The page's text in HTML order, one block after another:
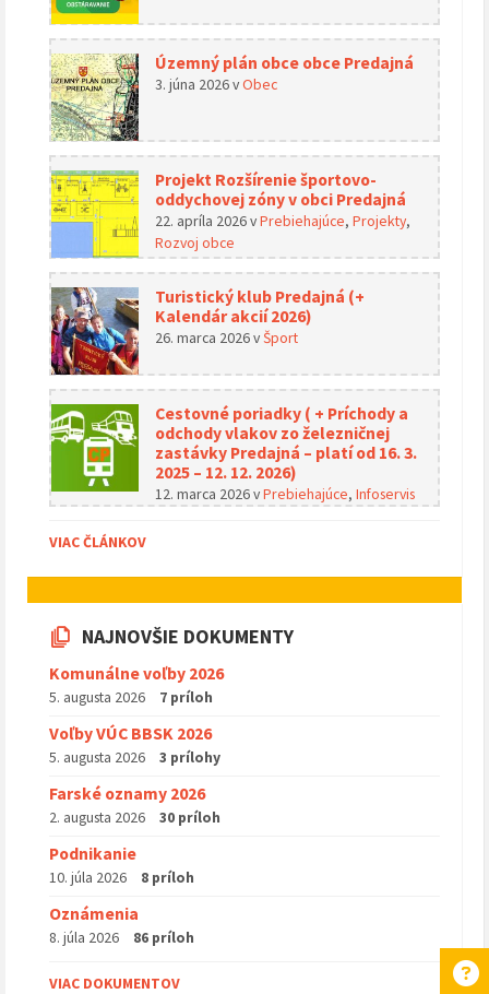
Územný plán obce obce Predajná
3. júna 2026vObec
Projekt Rozšírenie športovo-
oddychovej zóny v obci Predajná
22. apríla 2026vPrebiehajúce, Projekty,
Rozvoj obce
Turistický klub Predajná (+
Kalendár akcií 2026)
26. marca 2026vŠport
Cestovné poriadky ( + Príchody a
odchody vlakov zo železničnej
zastávky Predajná – platí od 16. 3.
2025 – 12. 12. 2026)
12. marca 2026vPrebiehajúce, Infoservis
VIAC ČLÁNKOV
NAJNOVŠIE DOKUMENTY
Komunálne voľby 2026
5. augusta 2026 7 príloh
Voľby VÚC BBSK 2026
5. augusta 2026 3 prílohy
Farské oznamy 2026
2. augusta 2026 30 príloh
Podnikanie
10. júla 2026 8 príloh
Oznámenia
8. júla 2026 86 príloh
VIAC DOKUMENTOV